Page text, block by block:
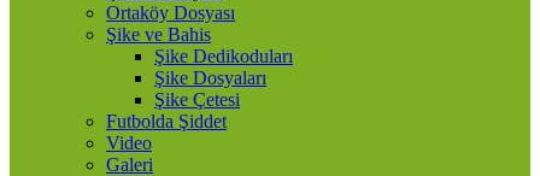
Ortaköy Dosyası
Şike ve Bahis
Şike Dedikoduları
Şike Dosyaları
Şike Çetesi
Futbolda Şiddet
Video
Galeri